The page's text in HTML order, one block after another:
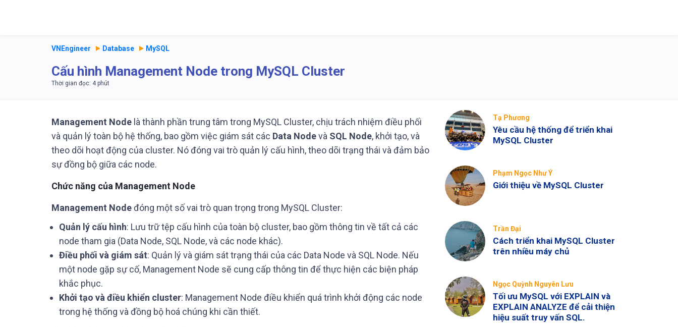
VNEngineer Database MySQL
Cấu hình Management Node trong MySQL Cluster
Management Node là thành phần trung tâm trong MySQL Cluster, chịu trách nhiệm điều phối
và quản lý toàn bộ hệ thống, bao gồm việc giám sát các Data Nodevà SQL Node, khởi tạo, và
theo dõi hoạt động của cluster. Nó đóng vai trò quản lý cấu hình, theo dõi trạng thái và đảm bảo
sự đồng bộ giữa các node.
Chức năng của Management Node
Management Nodeđóng một số vai trò quan trọng trong MySQL Cluster:
Quản lý cấu hình: Lưu trữ tệp cấu hình của toàn bộ cluster, bao gồm thông tin về tất cả các
node tham gia (Data Node, SQL Node, và các node khác).
Điều phối và giám sát: Quản lý và giám sát trạng thái của các Data Node và SQL Node. Nếu
một node gặp sự cố, Management Node sẽ cung cấp thông tin để thực hiện các biện pháp
khắc phục.
Khởi tạo và điều khiển cluster: Management Node điều khiển quá trình khởi động các node
trong hệ thống và đồng bộ hoá chúng khi cần thiết.
Tạ Phương
Yêu cầu hệ thống để triển khai
MySQL Cluster
Phạm Ngọc Như Ý
Giới thiệu về MySQL Cluster
Trần Đại
Cách triển khai MySQL Cluster
trên nhiều máy chủ
Ngọc Quỳnh Nguyên Lưu
Tối ưu MySQL với EXPLAIN và
EXPLAIN ANALYZE để cải thiện
hiệu suất truy vấn SQL.